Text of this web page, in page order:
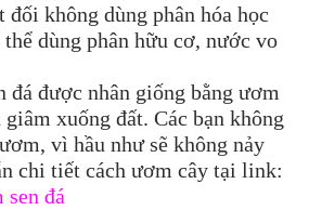
đối không dùng phân hóa học
thể dùng phân hữu cơ, nước vo
đá được nhân giống bằng ươm
giâm xuống đất. Các bạn không
vì hầu như sẽ không nảy
chi tiết cách ươm cây tại link:
đá